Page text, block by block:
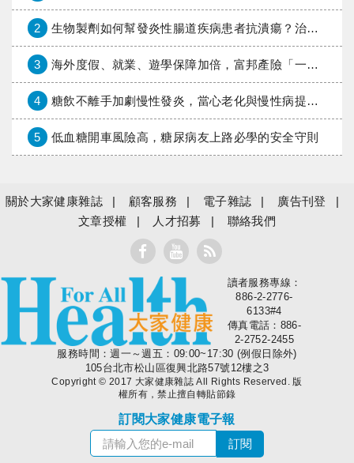
2 生物製劑如何幫發炎性腸道疾病患者抗潰瘍？治療進展與健保給付困境一次看
3 海外度假、就業、遊學保障加倍，富邦產險「一期逐夢」專案加碼遠距醫療與緊急救援
4 糖飲不離手加劇慢性發炎，當心老化與慢性病提早報到
5 低血糖開車風險高，糖尿病友上路必學的安全守則
關於大家健康雜誌 顧客服務 電子雜誌
廣告刊登
文章授權
人才招募 聯絡我們
大家健康
讀者服務專線：
886-2-2776-
6133#4
傳真電話：886-
2-2752-2455
服務時間：週一～週五：09:00~17:30 (例假日除外)
105台北市松山區復興北路57號12樓之3
Copyright © 2017 大家健康雜誌 All Rights Reserved. 版
權所有，禁止擅自轉貼節錄
訂閱大家健康電子報